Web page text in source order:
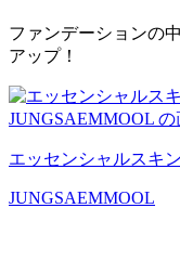
ファンデーションの
アップ！
エッセンシャルスキ
JUNGSAEMMOOL